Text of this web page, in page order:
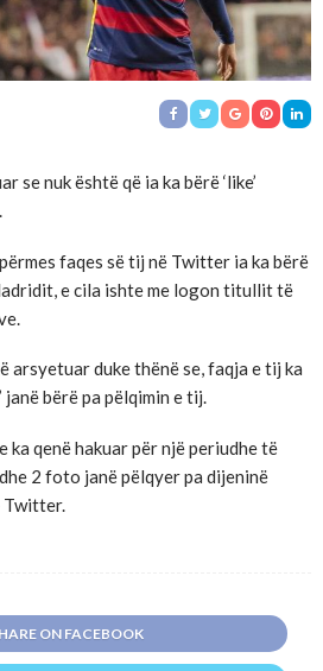
se nuk është që ia ka bërë ‘like’
faqes së tij në Twitter ia ka bërë
e cila ishte me logon titullit të
arsyetuar duke thënë se, faqja e tij ka
janë bërë pa pëlqimin e tij.
ka qenë hakuar për një periudhe të
2 foto janë pëlqyer pa dijeninë
Twitter.
ON FACEBOOK